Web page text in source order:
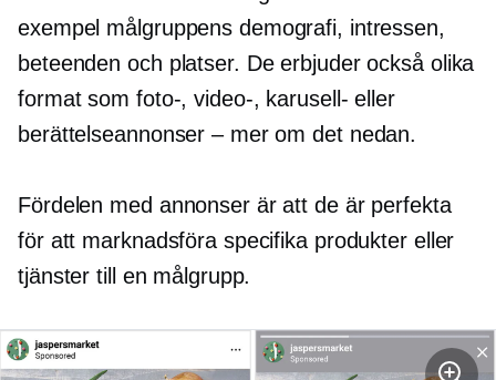
exempel målgruppens demografi, intressen,
beteenden och platser. De erbjuder också olika
format som foto-, video-, karusell- eller
berättelseannonser – mer om det nedan.
Fördelen med annonser är att de är perfekta
för att marknadsföra specifika produkter eller
tjänster till en målgrupp.